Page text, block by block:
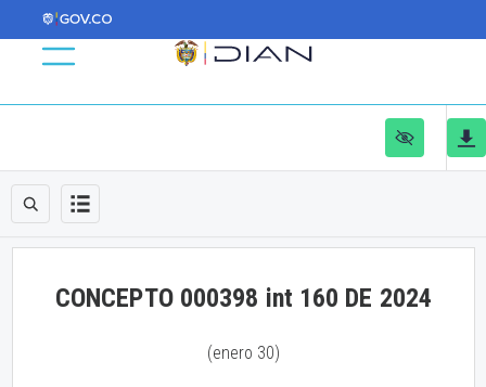
CONCEPTO 000398 int 160 DE 2024
(enero 30)